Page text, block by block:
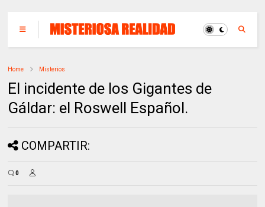
Home Misterios
El incidente de los Gigantes de
Gáldar: el Roswell Español.
COMPARTIR:
0